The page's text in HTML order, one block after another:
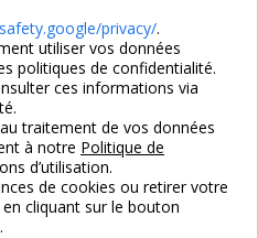
4,7/5
PAIEMENT 100% SÉCURISÉ
par CB / Amex / Virement
privacy/.
utiliser vos données
politiques de confidentialité.
ces informations via
traitement de vos données
à notre Politique de
d’utilisation.
de cookies ou retirer votre
cliquant sur le bouton